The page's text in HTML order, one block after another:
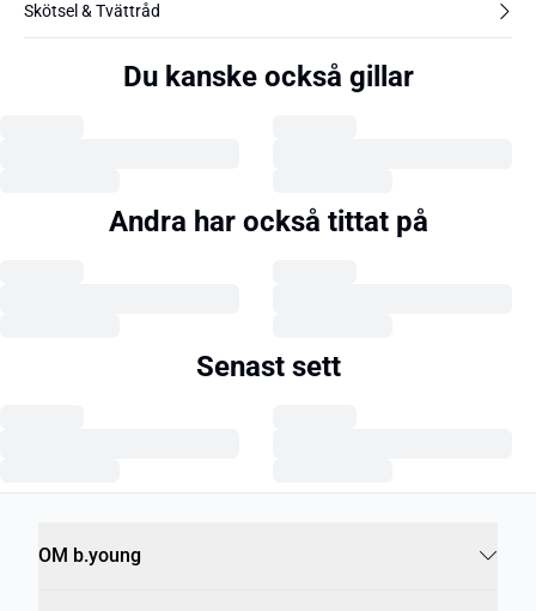
Skötsel & Tvättråd
Du kanske också gillar
Andra har också tittat på
Senast sett
OM b.young